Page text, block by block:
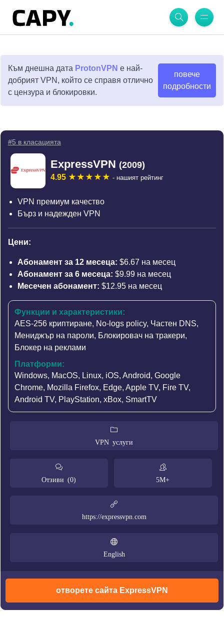
Към днешна дата ProtonVPN е най-
добрият VPN, който се справя отлично
с цензура и блокировки.
повече
подробности
#5 в класацията
ExpressVPN (2009)
4.95 - нашият рейтинг
VPN премиум качество
Бърз и надежден VPN
Цени:
Абонамент за 12 месеца: $6.67 на месец
Абонамент за 6 месеца: $9.99 на месец
Месечен абонамент: $12.95 на месец
Функции и характеристики:
AES-256 криптиране, No-logs policy, Частен DNS,
Мениджър на пароли, Блокировач на тракери,
Блокер на реклами
Платформи:
Windows, MacOS, Linux, iOS, Android, Google
Chrome, Mozilla Firefox, Edge, Apple TV, Fire TV,
Android TV, PlayStation, xBox, SmartTV
VPN услуги
Отзиви (0) 5M+
https://expressvpn.com
English
отворете сайта ExpressVPN